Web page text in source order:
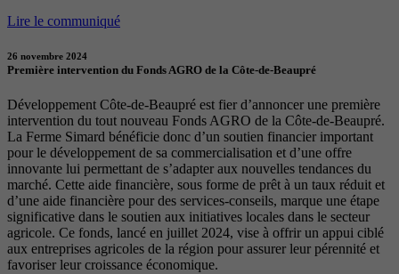
Lire le communiqué
26 novembre 2024
Première intervention du Fonds AGRO de la Côte-de-Beaupré
Développement Côte-de-Beaupré est fier d’annoncer une première
intervention du tout nouveau Fonds AGRO de la Côte-de-Beaupré.
La Ferme Simard bénéficie donc d’un soutien financier important
pour le développement de sa commercialisation et d’une offre
innovante lui permettant de s’adapter aux nouvelles tendances du
marché. Cette aide financière, sous forme de prêt à un taux réduit et
d’une aide financière pour des services-conseils, marque une étape
significative dans le soutien aux initiatives locales dans le secteur
agricole. Ce fonds, lancé en juillet 2024, vise à offrir un appui ciblé
aux entreprises agricoles de la région pour assurer leur pérennité et
favoriser leur croissance économique.